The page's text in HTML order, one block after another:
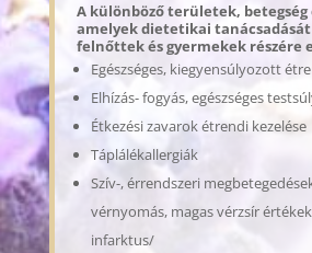
A különböző területek, betegség
amelyek dietetikai
felnőttek és gyermekek részére
Egészséges, kiegyensúlyozott
Elhízás- fogyás, egészséges
Étkezési zavarok étrendi kezelése
Táplálékallergiák
Szív-, érrendszeri
vérnyomás, magas vérzsír
infarktus/